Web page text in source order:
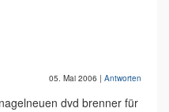
05. Mai 2006 | Antworten
dvd brenner für